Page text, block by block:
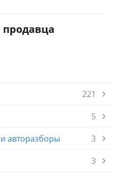
221
5
авторазборы
3
3